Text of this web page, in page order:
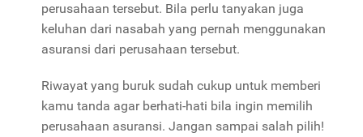
perusahaan tersebut. Bila perlu tanyakan juga
keluhan dari nasabah yang pernah menggunakan
asuransi dari perusahaan tersebut.
Riwayat yang buruk sudah cukup untuk memberi
kamu tanda agar berhati-hati bila ingin memilih
perusahaan asuransi. Jangan sampai salah pilih!